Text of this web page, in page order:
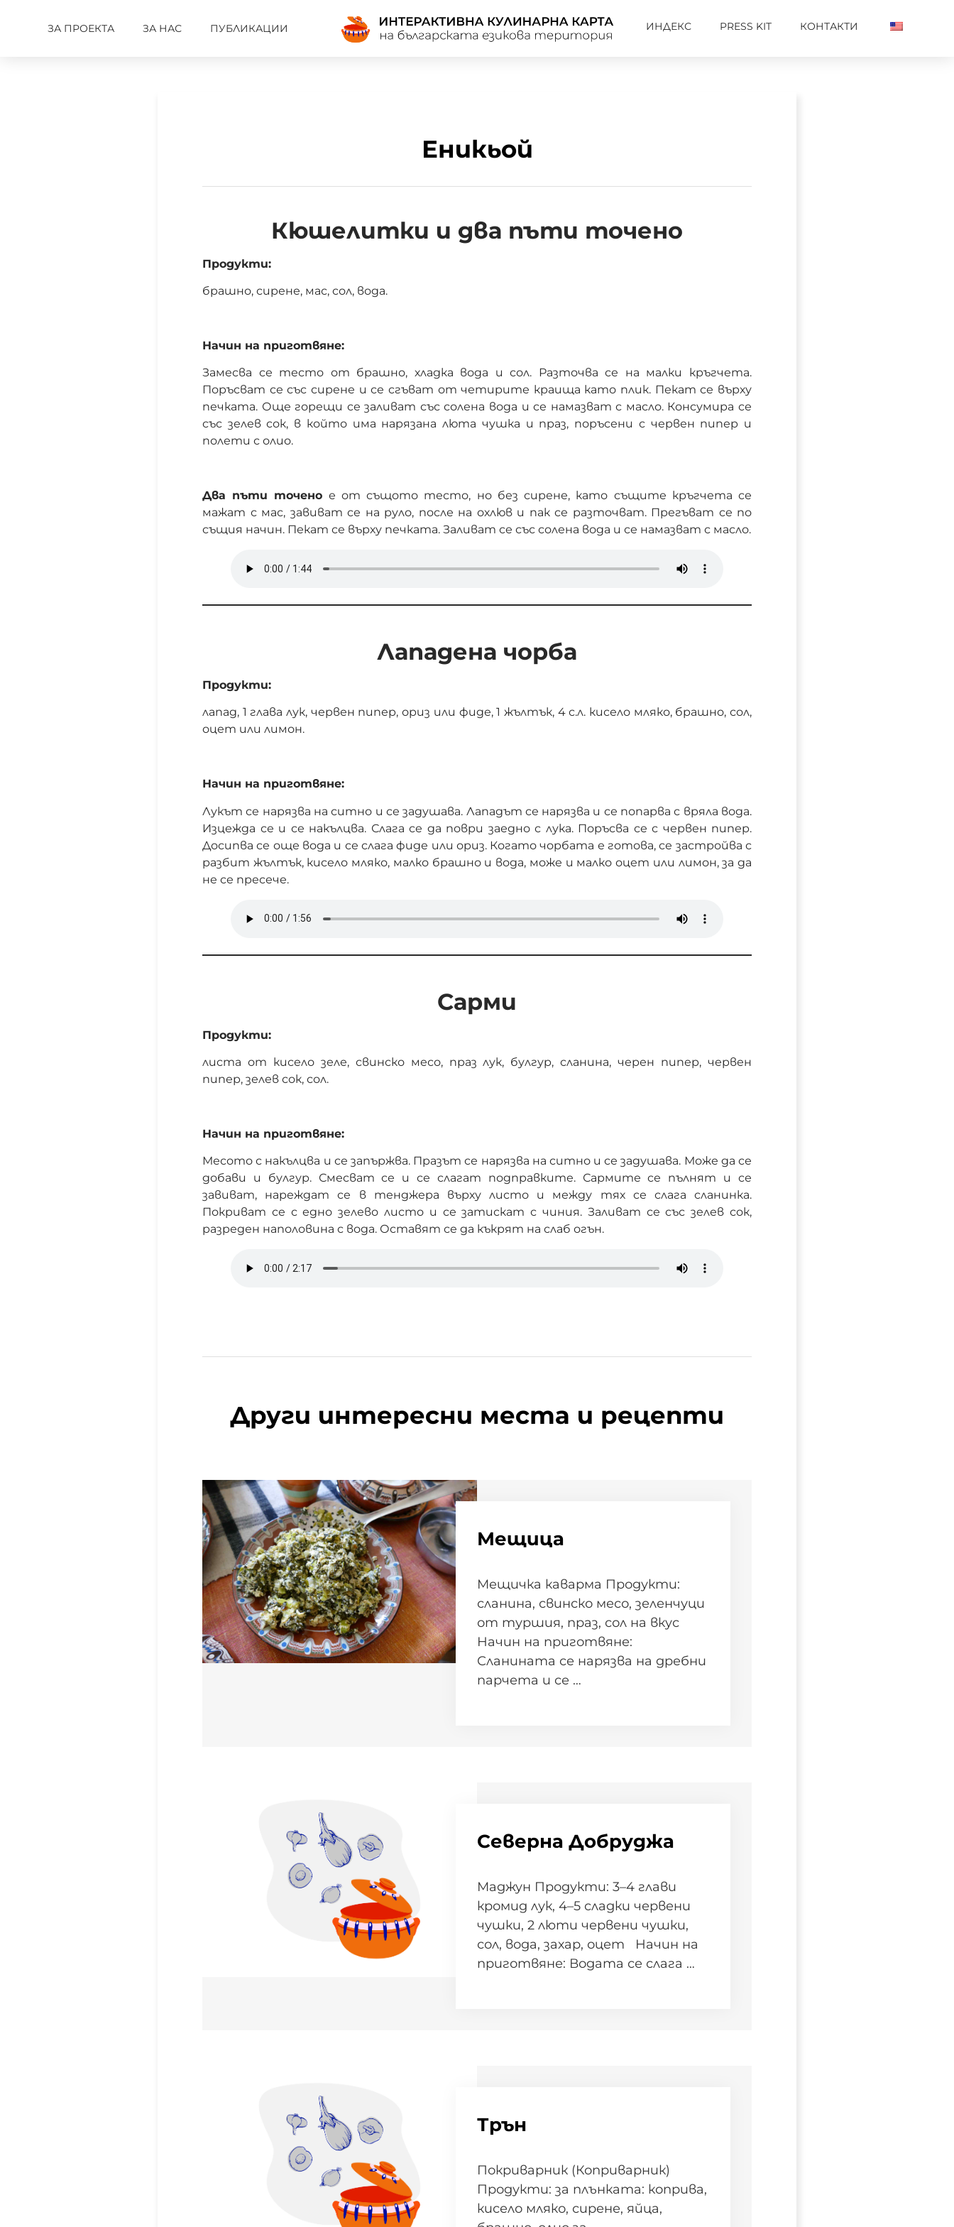
ЗА ПРОЕКТА ЗА НАС ПУБЛИКАЦИИ ИНДЕКС PRESS KIT КОНТАКТИ
Еникьой
Кюшелитки и два пъти точено
Продукти:
брашно, сирене, мас, сол, вода.
Начин на приготвяне:
Замесва се тесто от брашно, хладка вода и сол. Разточва се на малки кръгчета.
Поръсват се със сирене и се сгъват от четирите краища като плик. Пекат се върху
печката. Още горещи се заливат със солена вода и се намазват с масло. Консумира се
със зелев сок, в който има нарязана люта чушка и праз, поръсени с червен пипер и
полети с олио.
Два пъти точено е от същото тесто, но без сирене, като същите кръгчета се
мажат с мас, завиват се на руло, после на охлюв и пак се разточват. Прегъват се по
същия начин. Пекат се върху печката. Заливат се със солена вода и се намазват с масло.
Лападена чорба
Продукти:
лапад, 1 глава лук, червен пипер, ориз или фиде, 1 жълтък, 4 с.л. кисело мляко, брашно, сол,
оцет или лимон.
Начин на приготвяне:
Лукът се нарязва на ситно и се задушава. Лападът се нарязва и се попарва с вряла вода.
Изцежда се и се накълцва. Слага се да поври заедно с лука. Поръсва се с червен пипер.
Досипва се още вода и се слага фиде или ориз. Когато чорбата е готова, се застройва с
разбит жълтък, кисело мляко, малко брашно и вода, може и малко оцет или лимон, за да
не се пресече.
Сарми
Продукти:
листа от кисело зеле, свинско месо, праз лук, булгур, сланина, черен пипер, червен
пипер, зелев сок, сол.
Начин на приготвяне:
Месото с накълцва и се запържва. Празът се нарязва на ситно и се задушава. Може да се
добави и булгур. Смесват се и се слагат подправките. Сармите се пълнят и се
завиват, нареждат се в тенджера върху листо и между тях се слага сланинка.
Покриват се с едно зелево листо и се затискат с чиния. Заливат се със зелев сок,
разреден наполовина с вода. Оставят се да къкрят на слаб огън.
Други интересни места и рецепти
Мещица
Мещичка каварма Продукти:
сланина, свинско месо, зеленчуци
от туршия, праз, сол на вкус
Начин на приготвяне:
Сланината се нарязва на дребни
парчета и се …
Северна Добруджа
Маджун Продукти: 3–4 глави
кромид лук, 4–5 сладки червени
чушки, 2 люти червени чушки,
сол, вода, захар, оцет Начин на
приготвяне: Водата се слага …
Трън
Покриварник (Коприварник)
Продукти: за плънката: коприва,
кисело мляко, сирене, яйца,